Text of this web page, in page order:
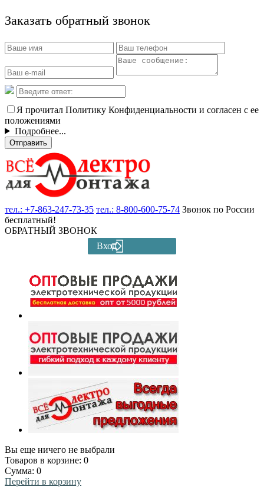
Заказать обратный звонок
Я прочитал Политику Конфиденциальности и согласен с ее
положениями
Подробнее...
Отправить
тел.: +7-863-247-73-35 тел.: 8-800-600-75-74 Звонок по России
бесплатный!
ОБРАТНЫЙ ЗВОНОК
Вход
Вы еще ничего не выбрали
Товаров в корзине: 0
Сумма: 0
Перейти в корзину